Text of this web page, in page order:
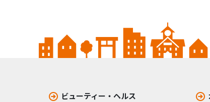
ビューティー・ヘルス